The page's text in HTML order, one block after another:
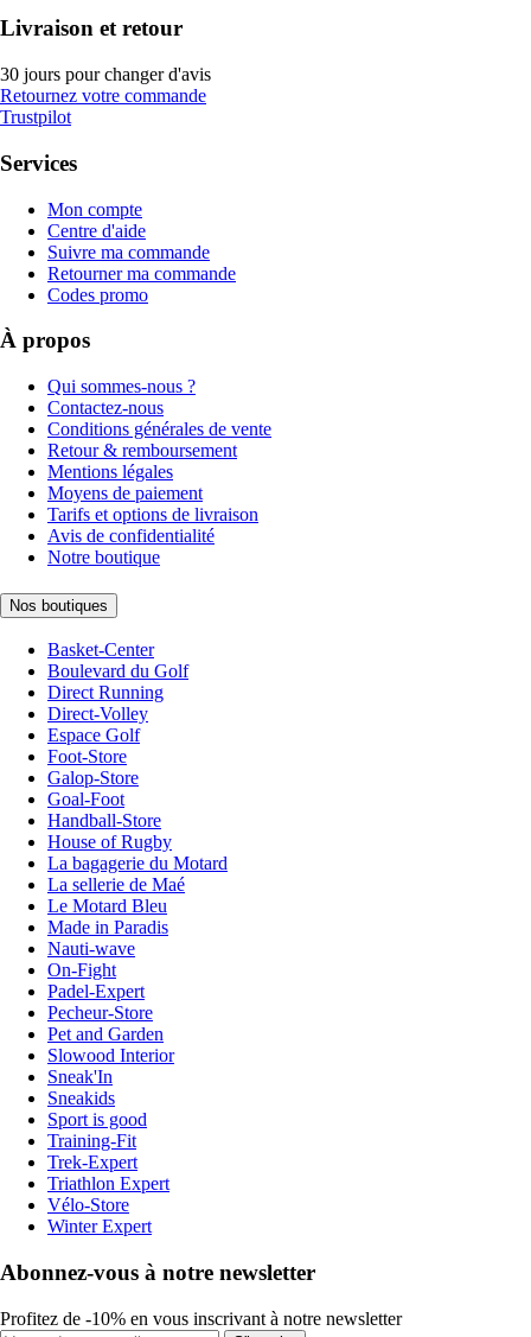
Livraison et retour
30 jours pour changer d'avis
Retournez votre commande
Trustpilot
Services
Mon compte
Centre d'aide
Suivre ma commande
Retourner ma commande
Codes promo
À propos
Qui sommes-nous ?
Contactez-nous
Conditions générales de vente
Retour & remboursement
Mentions légales
Moyens de paiement
Tarifs et options de livraison
Avis de confidentialité
Notre boutique
Nos boutiques
Basket-Center
Boulevard du Golf
Direct Running
Direct-Volley
Espace Golf
Foot-Store
Galop-Store
Goal-Foot
Handball-Store
House of Rugby
La bagagerie du Motard
La sellerie de Maé
Le Motard Bleu
Made in Paradis
Nauti-wave
On-Fight
Padel-Expert
Pecheur-Store
Pet and Garden
Slowood Interior
Sneak'In
Sneakids
Sport is good
Training-Fit
Trek-Expert
Triathlon Expert
Vélo-Store
Winter Expert
Abonnez-vous à notre newsletter
Profitez de -10% en vous inscrivant à notre newsletter